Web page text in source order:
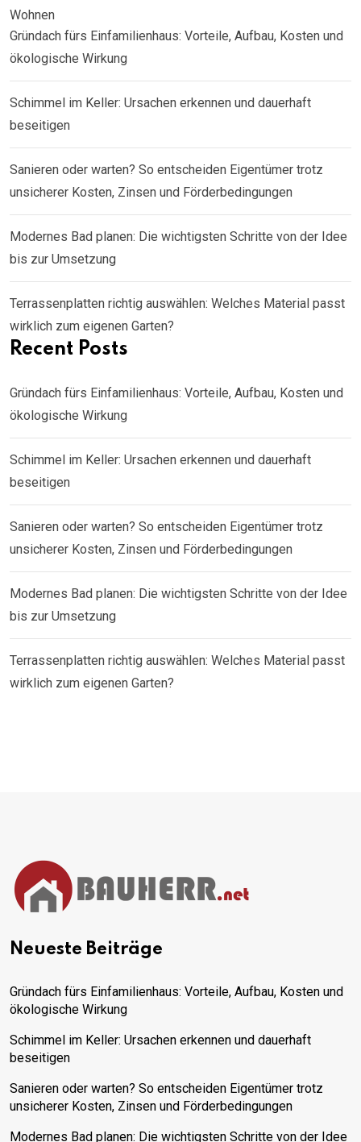
Wohnen
Gründach fürs Einfamilienhaus: Vorteile, Aufbau, Kosten und
ökologische Wirkung
Schimmel im Keller: Ursachen erkennen und dauerhaft
beseitigen
Sanieren oder warten? So entscheiden Eigentümer trotz
unsicherer Kosten, Zinsen und Förderbedingungen
Modernes Bad planen: Die wichtigsten Schritte von der Idee
bis zur Umsetzung
Terrassenplatten richtig auswählen: Welches Material passt
wirklich zum eigenen Garten?
Recent Posts
Gründach fürs Einfamilienhaus: Vorteile, Aufbau, Kosten und
ökologische Wirkung
Schimmel im Keller: Ursachen erkennen und dauerhaft
beseitigen
Sanieren oder warten? So entscheiden Eigentümer trotz
unsicherer Kosten, Zinsen und Förderbedingungen
Modernes Bad planen: Die wichtigsten Schritte von der Idee
bis zur Umsetzung
Terrassenplatten richtig auswählen: Welches Material passt
wirklich zum eigenen Garten?
Neueste Beiträge
Gründach fürs Einfamilienhaus: Vorteile, Aufbau, Kosten und
ökologische Wirkung
Schimmel im Keller: Ursachen erkennen und dauerhaft
beseitigen
Sanieren oder warten? So entscheiden Eigentümer trotz
unsicherer Kosten, Zinsen und Förderbedingungen
Modernes Bad planen: Die wichtigsten Schritte von der Idee